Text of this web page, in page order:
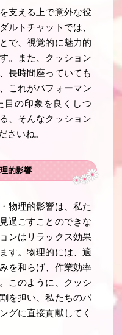
支える上で意外な役
ルトチャットでは、
で、視覚的に魅力的
。また、クッション
長時間座っていても
これがパフォーマン
目の印象を良くしつ
、そんなクッション
さいね。
的影響
物理的影響は、私た
過ごすことのできな
ンはリラックス効果
す。物理的には、適
を和らげ、作業効率
このように、クッシ
を担い、私たちのパ
グに直接貢献してく